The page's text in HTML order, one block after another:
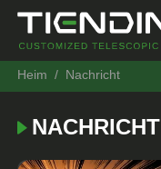
Heim Nachricht
NACHRICHT